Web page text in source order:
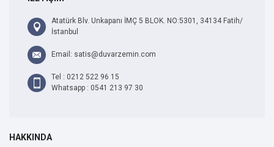
Atatürk Blv. Unkapanı İMÇ 5 BLOK. NO:5301, 34134 Fatih/
İstanbul
Email: satis@duvarzemin.com
Tel : 0212 522 96 15
Whatsapp : 0541 213 97 30
HAKKINDA